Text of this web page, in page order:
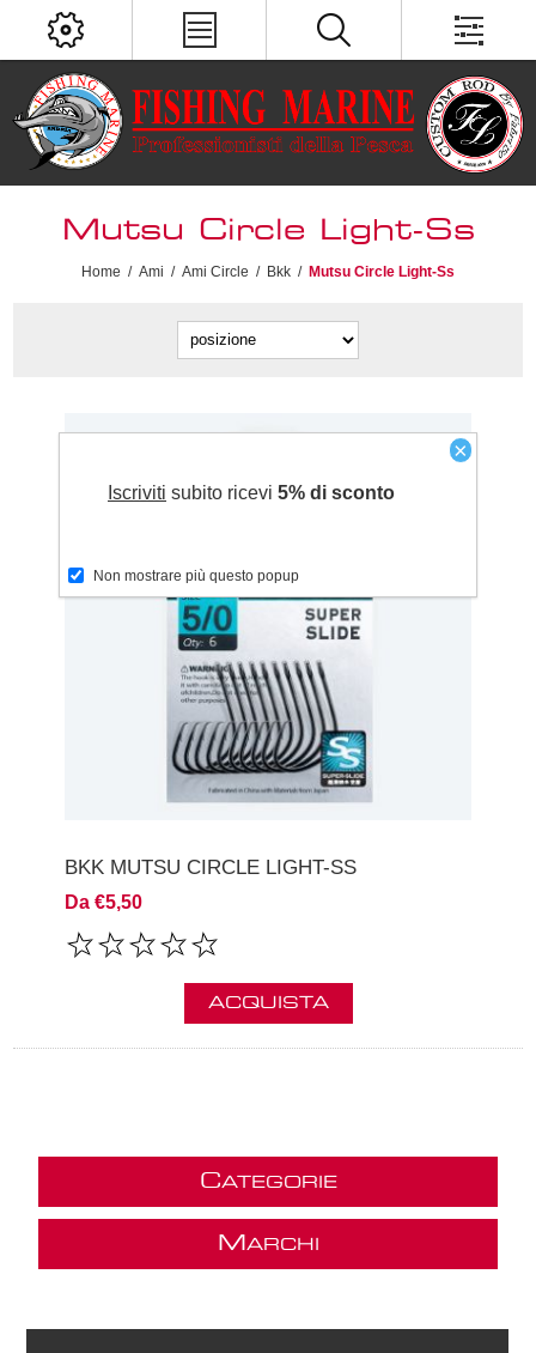
Mutsu Circle Light-Ss
Home / Ami / Ami Circle / Bkk / Mutsu Circle Light-Ss
BKK MUTSU CIRCLE LIGHT-SS
Da €5,50
ACQUISTA
CATEGORIE
M ARCHI
×
Iscriviti subito ricevi 5% di sconto
Non mostrare più questo popup